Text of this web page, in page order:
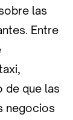
las
Entre
de que las
negocios